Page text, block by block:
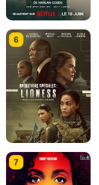
6
7